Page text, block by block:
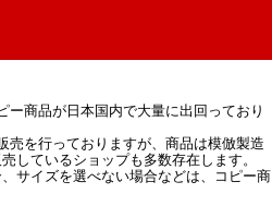
商品が日本国内で大量に出回っており
売を行っておりますが、商品は模倣製造
しているショップも多数存在します。
サイズを選べない場合などは、コピー商